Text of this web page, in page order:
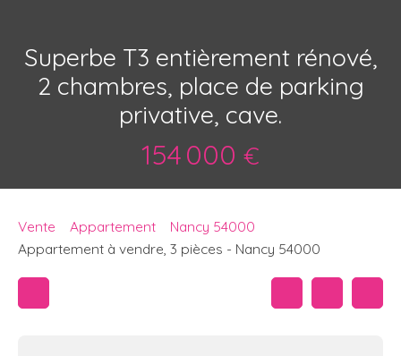
Superbe T3 entièrement rénové,
2 chambres, place de parking
privative, cave.
154 000 €
Vente Appartement
Nancy 54000
Appartement à vendre, 3 pièces - Nancy 54000